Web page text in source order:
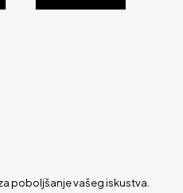
poboljšanje vašeg iskustva.